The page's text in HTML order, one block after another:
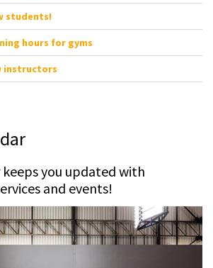
students!
hours for gyms
instructors
keeps you updated with
and events!